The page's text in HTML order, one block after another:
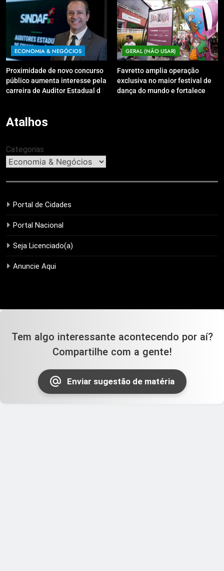
ECONOMIA & NEGÓCIOS
Proximidade de novo concurso
público aumenta interesse pela
carreira de Auditor Estadual de
GERAL (NÃO USAR)
Favretto amplia operação
exclusiva no maior festival de
dança do mundo e fortalece
Atalhos
Categorias
Portal de Cidades
Portal Nacional
Seja Licenciado(a)
Anuncie Aqui
Tem algo interessante acontecendo por aí?
Compartilhe com a gente!
Enviar sugestão de matéria